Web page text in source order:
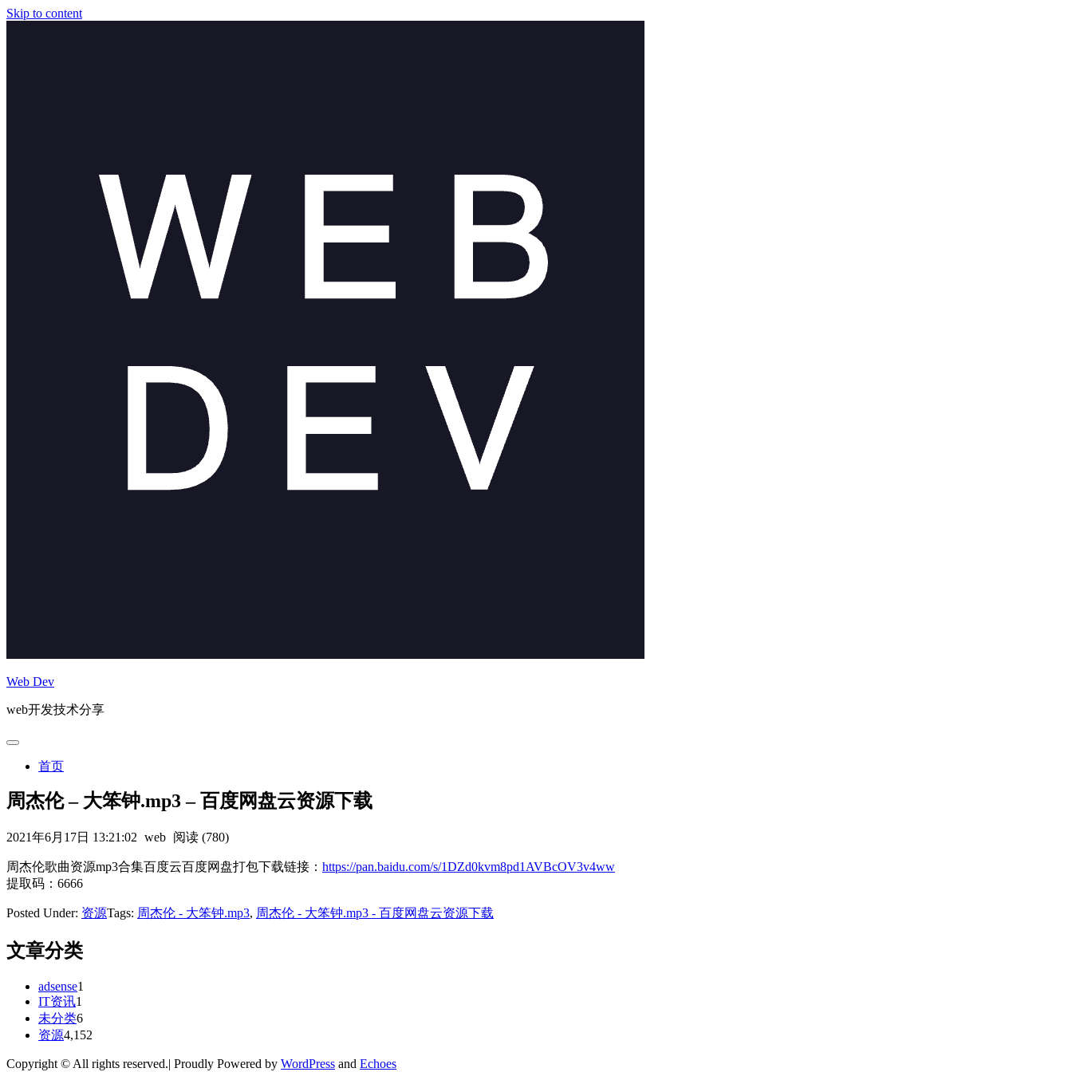
Skip to content
Web Dev
web开发技术分享
首页
周杰伦 – 大笨钟.mp3 – 百度网盘云资源下载
2021年6月17日 13:21:02 web 阅读 (780)
周杰伦歌曲资源mp3合集百度云百度网盘打包下载链接： https://pan.baidu.com/s/1DZd0kvm8pd1AVBcOV3v4ww
提取码：6666
Posted Under: 资源Tags: 周杰伦 - 大笨钟.mp3, 周杰伦 - 大笨钟.mp3 - 百度网盘云资源下载
文章分类
adsense1
IT资讯1
未分类6
资源4,152
Copyright © All rights reserved.| Proudly Powered by WordPress and Echoes